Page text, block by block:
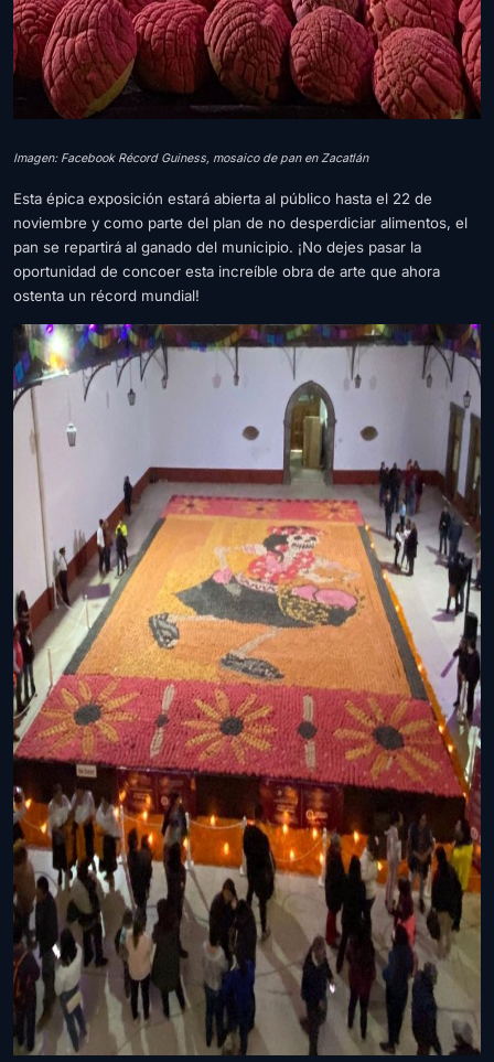
Imagen: Facebook Récord Guiness, mosaico de pan en Zacatlán
Esta épica exposición estará abierta al público hasta el 22 de
noviembre y como parte del plan de no desperdiciar alimentos, el
pan se repartirá al ganado del municipio. ¡No dejes pasar la
oportunidad de concoer esta increíble obra de arte que ahora
ostenta un récord mundial!